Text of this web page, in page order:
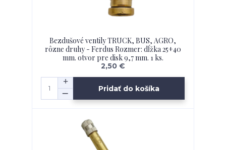
Bezdušové ventily TRUCK, BUS, AGRO,
rôzne druhy - Ferdus Rozmer: dĺžka 25+40
mm. otvor pre disk 9,7 mm. 1 ks.
2,50 €
Pridať do košíka